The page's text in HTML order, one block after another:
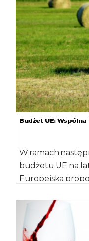
Budżet UE:
W ramach
budżetu UE na
Europejska
Przedstawione […]